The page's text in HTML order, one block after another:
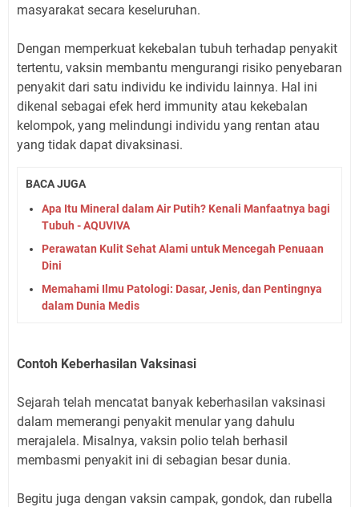
masyarakat secara keseluruhan.
Dengan memperkuat kekebalan tubuh terhadap penyakit
tertentu, vaksin membantu mengurangi risiko penyebaran
penyakit dari satu individu ke individu lainnya. Hal ini
dikenal sebagai efek herd immunity atau kekebalan
kelompok, yang melindungi individu yang rentan atau
yang tidak dapat divaksinasi.
BACA JUGA
Apa Itu Mineral dalam Air Putih? Kenali Manfaatnya bagi
Tubuh - AQUVIVA
Perawatan Kulit Sehat Alami untuk Mencegah Penuaan
Dini
Memahami Ilmu Patologi: Dasar, Jenis, dan Pentingnya
dalam Dunia Medis
Contoh Keberhasilan Vaksinasi
Sejarah telah mencatat banyak keberhasilan vaksinasi
dalam memerangi penyakit menular yang dahulu
merajalela. Misalnya, vaksin polio telah berhasil
membasmi penyakit ini di sebagian besar dunia.
Begitu juga dengan vaksin campak, gondok, dan rubella